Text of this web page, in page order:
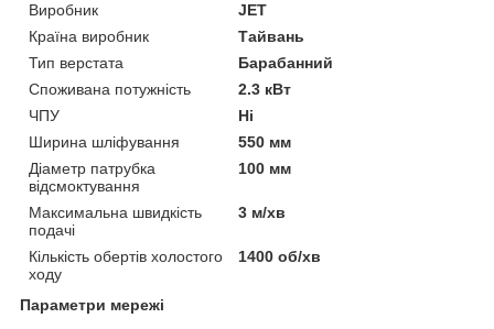
Виробник
JET
Країна виробник
Тайвань
Тип верстата
Барабанний
Споживана потужність
2.3 кВт
ЧПУ
Ні
Ширина шліфування
550 мм
Діаметр патрубка
відсмоктування
100 мм
Максимальна швидкість
подачі
3 м/хв
Кількість обертів холостого
ходу
1400 об/хв
Параметри мережі